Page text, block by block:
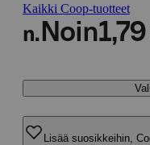
Kaikki Coop-tuotteet
n. Noin
Lisää suosikkeihin,